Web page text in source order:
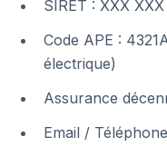
SIRET : XXX
Code APE :
électrique)
Assurance
Email / Téléphone